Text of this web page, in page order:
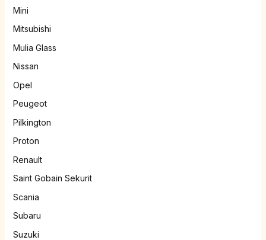
Mini
Mitsubishi
Mulia Glass
Nissan
Opel
Peugeot
Pilkington
Proton
Renault
Saint Gobain Sekurit
Scania
Subaru
Suzuki